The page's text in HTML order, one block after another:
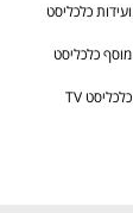
ועידות כלכליסט
מוסף כלכליסט
כלכליסט TV